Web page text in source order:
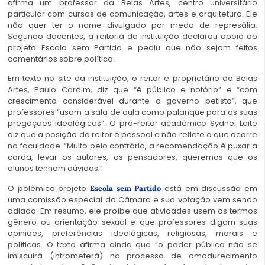
afirma um professor da Belas Artes, centro universitário
particular com cursos de comunicação, artes e arquitetura. Ele
não quer ter o nome divulgado por medo de represália.
Segundo docentes, a reitoria da instituição declarou apoio ao
projeto Escola sem Partido e pediu que não sejam feitos
comentários sobre política.
Em texto no site da instituição, o reitor e proprietário da Belas
Artes, Paulo Cardim, diz que “é público e notório” e “com
crescimento considerável durante o governo petista”, que
professores “usam a sala de aula como palanque para as suas
pregações ideológicas”. O pró-reitor acadêmico Sydnei Leite
diz que a posição do reitor é pessoal e não reflete o que ocorre
na faculdade. “Muito pelo contrário, a recomendação é puxar a
corda, levar os autores, os pensadores, queremos que os
alunos tenham dúvidas.”
O polêmico projeto Escola sem Partido está em discussão em
uma comissão especial da Câmara e sua votação vem sendo
adiada. Em resumo, ele proíbe que atividades usem os termos
gênero ou orientação sexual e que professores digam suas
opiniões, preferências ideológicas, religiosas, morais e
políticas. O texto afirma ainda que “o poder público não se
imiscuirá (intrometerá) no processo de amadurecimento